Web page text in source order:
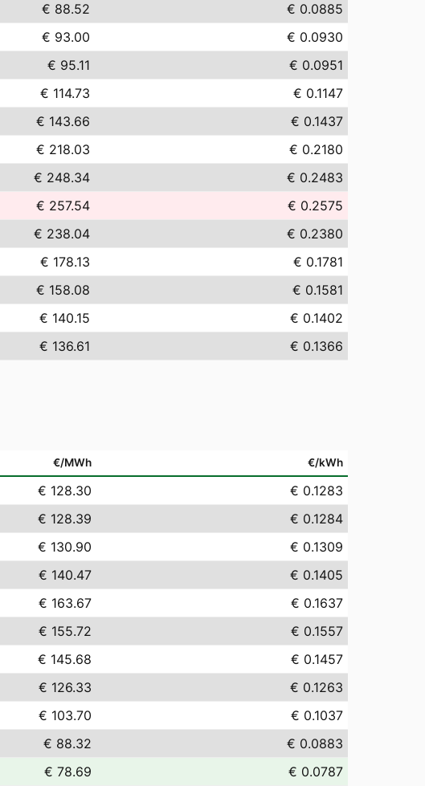
€ 88.52
€ 0.0885
€ 93.00
€ 0.0930
€ 95.11
€ 0.0951
€ 114.73
€ 0.1147
€ 143.66
€ 0.1437
€ 218.03
€ 0.2180
€ 248.34
€ 0.2483
€ 257.54
€ 0.2575
€ 238.04
€ 0.2380
€ 178.13
€ 0.1781
€ 158.08
€ 0.1581
€ 140.15
€ 0.1402
€ 136.61 € 0.1366
€/MWh €/kWh
€ 128.30
€ 0.1283
€ 128.39
€ 0.1284
€ 130.90
€ 0.1309
€ 140.47
€ 0.1405
€ 163.67
€ 0.1637
€ 155.72
€ 0.1557
€ 145.68
€ 0.1457
€ 126.33
€ 0.1263
€ 103.70
€ 0.1037
€ 88.32
€ 0.0883
€ 78.69
€ 0.0787